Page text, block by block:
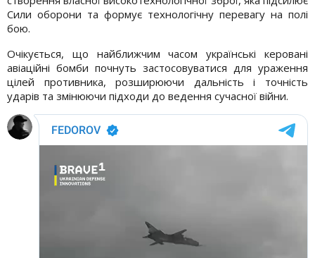
Сили оборони та формує технологічну перевагу на полі
бою.
Очікується, що найближчим часом українські керовані
авіаційні бомби почнуть застосовуватися для ураження
цілей противника, розширюючи дальність і точність
ударів та змінюючи підходи до ведення сучасної війни.